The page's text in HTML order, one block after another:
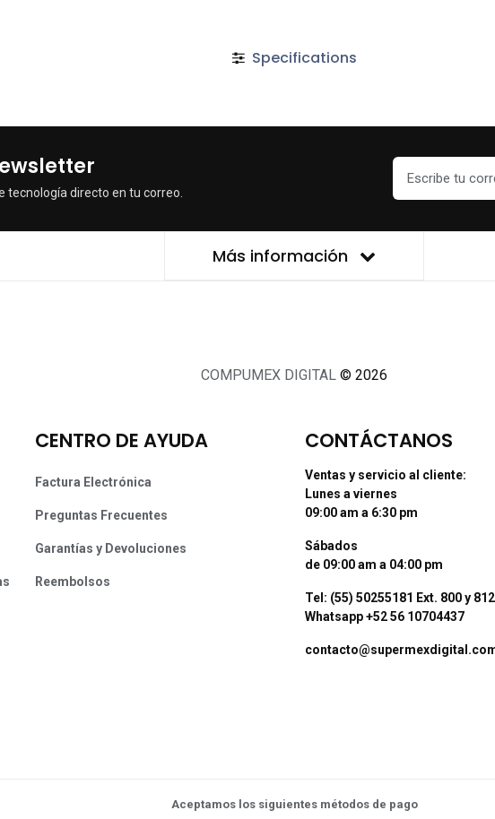
Specifications
directo en tu correo.
Más información
COMPUMEX DIGITAL © 2026
CENTRO DE AYUDA
Factura Electrónica
Preguntas Frecuentes
Garantías y Devoluciones
Reembolsos
CONTÁCTANOS
Ventas y servicio al cliente:
Lunes a viernes
09:00 am a 6:30 pm
Sábados
de 09:00 am a 04:00 pm
Tel: (55) 50255181 Ext. 800 y 812
Whatsapp +52 56 10704437
Aceptamos los siguientes métodos de pago